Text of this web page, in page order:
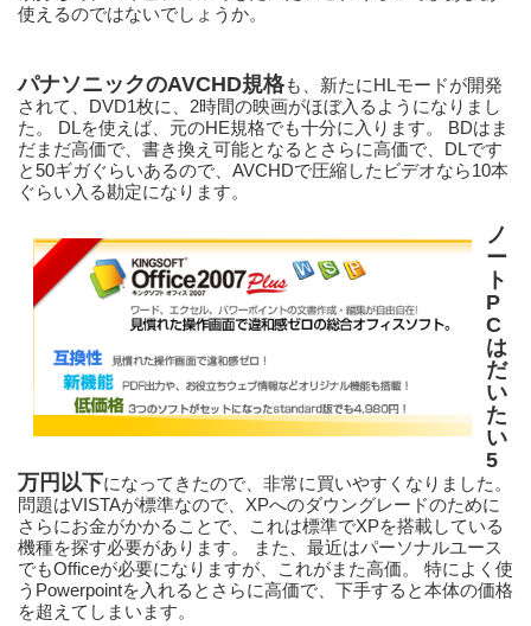
使えるのではないでしょうか。
パナソニックのAVCHD規格も、新たにHLモードが開発
されて、DVD1枚に、2時間の映画がほぼ入るようになりまし
た。 DLを使えば、元のHE規格でも十分に入ります。 BDはま
だまだ高価で、書き換え可能となるとさらに高価で、DLです
と50ギガぐらいあるので、AVCHDで圧縮したビデオなら10本
ぐらい入る勘定になります。
ノ
ー
ト
P
C
は
だ
い
た
い
5
万円以下になってきたので、非常に買いやすくなりました。
問題はVISTAが標準なので、XPへのダウングレードのために
さらにお金がかかることで、これは標準でXPを搭載している
機種を探す必要があります。 また、最近はパーソナルユース
でもOfficeが必要になりますが、これがまた高価。 特によく使
うPowerpointを入れるとさらに高価で、下手すると本体の価格
を超えてしまいます。